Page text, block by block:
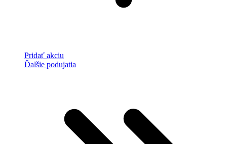
Pridať akciu
Ďalšie podujatia